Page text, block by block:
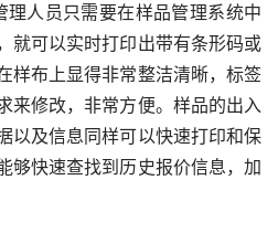
人员只需要在样品管理系统中
就可以实时打印出带有条形码或
样布上显得非常整洁清晰，标签
来修改，非常方便。样品的出入
以及信息同样可以快速打印和保
够快速查找到历史报价信息，加